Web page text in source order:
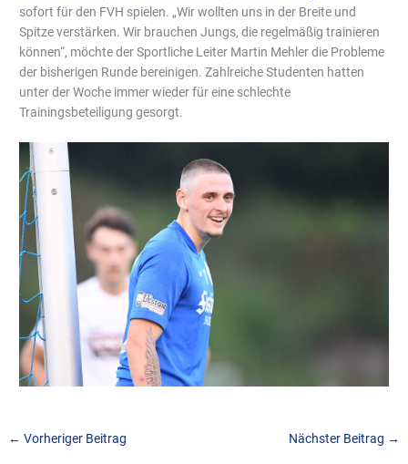
sofort für den FVH spielen. „Wir wollten uns in der Breite und
Spitze verstärken. Wir brauchen Jungs, die regelmäßig trainieren
können“, möchte der Sportliche Leiter Martin Mehler die Probleme
der bisherigen Runde bereinigen. Zahlreiche Studenten hatten
unter der Woche immer wieder für eine schlechte
Trainingsbeteiligung gesorgt.
← Vorheriger Beitrag Nächster Beitrag →